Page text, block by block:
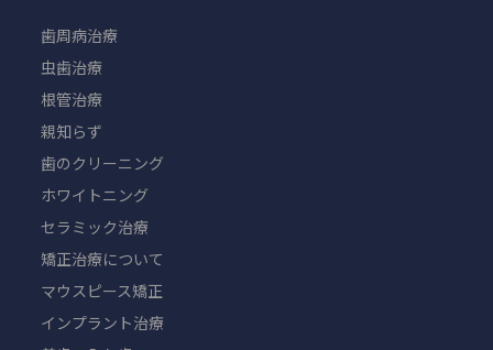
歯周病治療
虫歯治療
根管治療
親知らず
歯のクリーニング
ホワイトニング
セラミック治療
矯正治療について
マウスピース矯正
インプラント治療